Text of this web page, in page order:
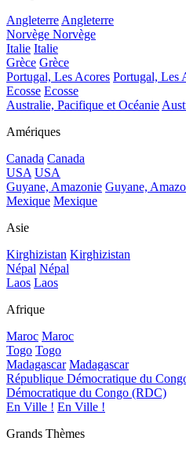
Angleterre Angleterre
Norvège Norvège
Italie Italie
Grèce Grèce
Portugal, Les Acores Portugal, Les
Ecosse Ecosse
Australie, Pacifique et Océanie
Amériques
Canada Canada
USA USA
Guyane, Amazonie Guyane,
Mexique Mexique
Asie
Kirghizistan Kirghizistan
Népal Népal
Laos Laos
Afrique
Maroc Maroc
Togo Togo
Madagascar Madagascar
République Démocratique du
Démocratique du Congo (RDC)
En Ville ! En Ville !
Grands Thèmes